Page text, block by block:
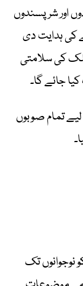
اور شر پسندوں
کی ہدایت دی
ملک کی سلامتی
جائے گا۔
تمام صوبوں
نوجوانوں تک